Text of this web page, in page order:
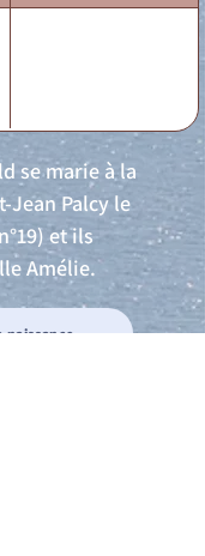
se marie à la
Jean Palcy le
et ils
Amélie.
naissance